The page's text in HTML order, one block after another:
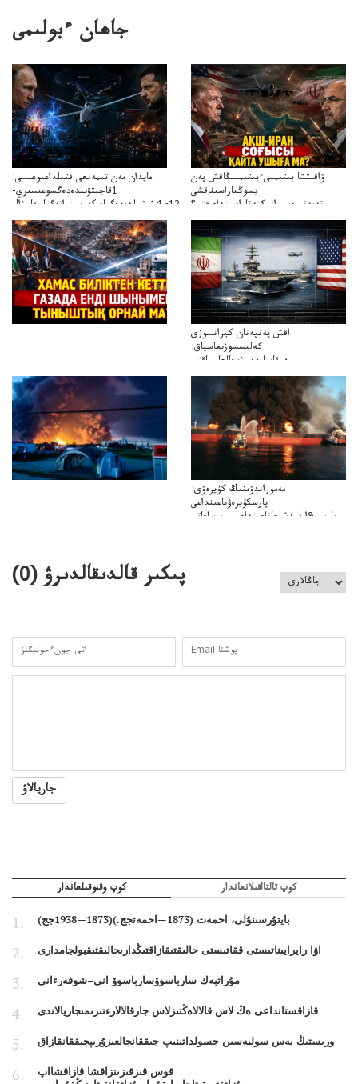
جاھان ءبولىمى
مايدان مەن تىمەنعى قتىلداعىوعىسى:
1قاجىتۋىلدەدەگسوعىسىري-
سترات12ي14ىشىلدەدەگىاسكەريستراتەگيالىقاحۋال
ۋاقىتشا بىتىمنىءبىتىمنىڭاقش پەن
يسوڭىاراسىناقشى
تەپەنىرەسيرانىكتەناراسىنداعىقتى؟
تەكەتىرەسنەلىكتەنقايتاۋشىقتى؟
اقش پەنپەنان كيرانسوزى
كەلىسسوزىعاسپاق:
دوقايتازدەسۋىجالعاسپاقتى
باسەڭدەتدوحا؟
كەزدەسۋىشيەلەنىستىباسەڭدەتەمە؟
مەموراندۋمنىڭ كۇيرەۋى:
پارسكۇيرەۋىاعىنداعى
پارسى&الەمدشىعاناعىنداعىسىن ساعاتى
پىكىر قالدىقالدىرۋ (0
)
جاريالاۋ
كوپ وقىوقىلعاندار كوپ تالتالقىلانعاندار
بايتۇرسىنۇلى، احمەت (1873—احمەتجج.)(1873—1938جج)
اۋا رايرايىناتىستى ققاتىستى حالىقتىقازاقتىڭدارىحالىقتىقبولجامدارى
مۇراتبەك سارباسوۆسارباسوۆ انى–شوفەرءانى
قازاقستانداعى ەڭ لاس قالالاەڭتىزلاس جارقالالارءتىزىمىجاريالاندى
ورىستىڭ بەس سولبەسىن جسولداتىنىپ جىققانجالعىزۇرىپجىققانقازاق
قوس قىزقىزىنزاقشا قازاقشااپ